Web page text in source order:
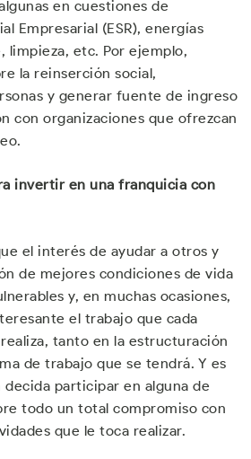
en cuestiones de
Empresarial (ESR), energías
limpieza, etc. Por ejemplo,
la reinserción social,
y generar fuente de ingreso
con organizaciones que ofrezcan
invertir en una franquicia con
el interés de ayudar a otros y
de mejores condiciones de vida
y, en muchas ocasiones,
el trabajo que cada
tanto en la estructuración
de trabajo que se tendrá. Y es
participar en alguna de
todo un total compromiso con
que le toca realizar.